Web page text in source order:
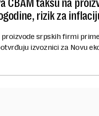
CBAM taksu na
rizik za
srpskih firmi
izvoznici za Novu